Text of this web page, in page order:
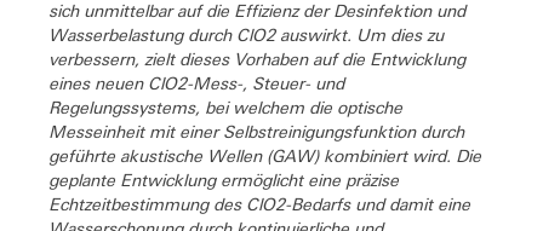
sich unmittelbar auf die Effizienz der Desinfektion und
Wasserbelastung durch ClO2 auswirkt. Um dies zu
verbessern, zielt dieses Vorhaben auf die Entwicklung
eines neuen ClO2-Mess-, Steuer- und
Regelungssystems, bei welchem die optische
Messeinheit mit einer Selbstreinigungsfunktion durch
geführte akustische Wellen (GAW) kombiniert wird. Die
geplante Entwicklung ermöglicht eine präzise
Echtzeitbestimmung des ClO2-Bedarfs und damit eine